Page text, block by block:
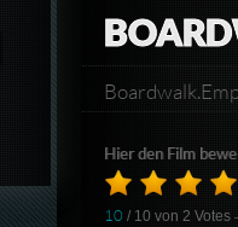
Hier den Film
10 / 10 von2 Votes